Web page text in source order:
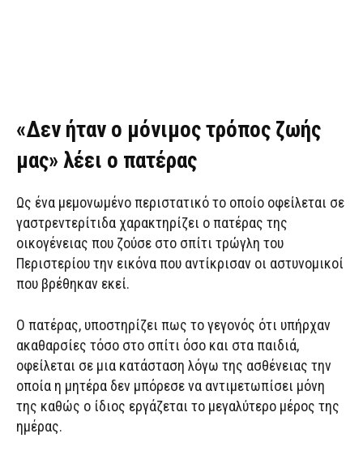
«Δεν ήταν ο μόνιμος τρόπος ζωής
μας» λέει ο πατέρας
Ως ένα μεμονωμένο περιστατικό το οποίο οφείλεται σε
γαστρεντερίτιδα χαρακτηρίζει ο πατέρας της
οικογένειας που ζούσε στο σπίτι τρώγλη του
Περιστερίου την εικόνα που αντίκρισαν οι αστυνομικοί
που βρέθηκαν εκεί.
Ο πατέρας, υποστηρίζει πως το γεγονός ότι υπήρχαν
ακαθαρσίες τόσο στο σπίτι όσο και στα παιδιά,
οφείλεται σε μια κατάσταση λόγω της ασθένειας την
οποία η μητέρα δεν μπόρεσε να αντιμετωπίσει μόνη
της καθώς ο ίδιος εργάζεται το μεγαλύτερο μέρος της
ημέρας.